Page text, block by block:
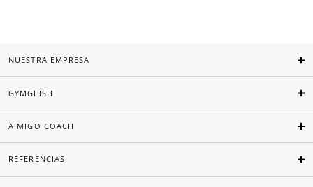
NUESTRA EMPRESA
GYMGLISH
AIMIGO COACH
REFERENCIAS